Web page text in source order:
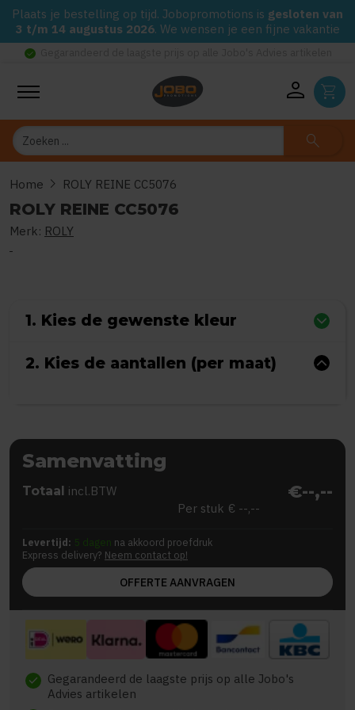
Plaats je bestelling op tijd. Jobopromotions is gesloten van
3 t/m 14 augustus 2026. We wensen je een fijne vakantie
check_circle
person shopping_cart
Zoeken search
Home chevron_right ROLY REINE CC5076
ROLY REINE CC5076
Merk: ROLY
1. Kies de gewenste kleur
2. Kies de aantallen (per maat)
Samenvatting
Totaal incl.BTW €--,--
Per stuk € --,--
Levertijd: 5 dagen na akkoord proefdruk
Express delivery? Neem contact op!
OFFERTE AANVRAGEN
check Gegarandeerd de laagste prijs op alle Jobo's
Advies artikelen